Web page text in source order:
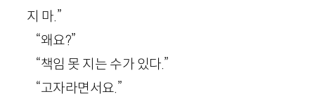
지 마.”
“왜요?”
“책임 못 지는 수가 있다.”
“고자라면서요.”